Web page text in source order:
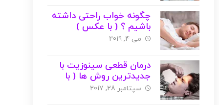
چگونه خواب راحتی داشته
باشیم ؟ ( با عکس )
می 4, 2019
درمان قطعی سینوزیت با
جدیدترین روش ها ( با
عکس )
سپتامبر 28, 2017